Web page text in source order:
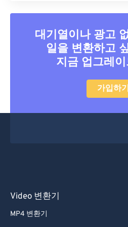
대기열이나 광고
일을 변환하고
지금 업그레
가입하기
Video 변환기
MP4 변환기